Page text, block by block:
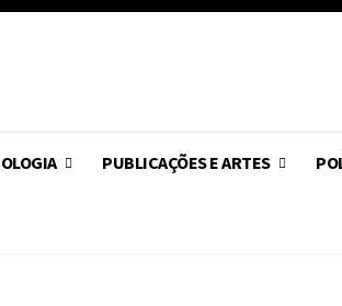
PUBLICAÇÕES E ARTES